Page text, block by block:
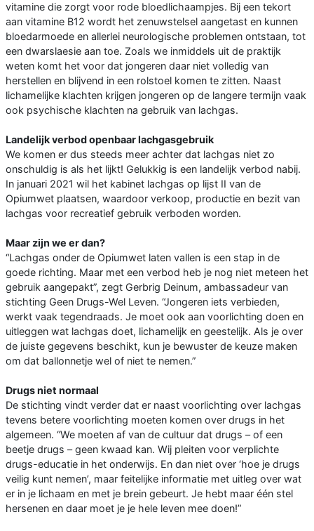
vitamine die zorgt voor rode bloedlichaampjes. Bij een tekort
aan vitamine B12 wordt het zenuwstelsel aangetast en kunnen
bloedarmoede en allerlei neurologische problemen ontstaan, tot
een dwarslaesie aan toe. Zoals we inmiddels uit de praktijk
weten komt het voor dat jongeren daar niet volledig van
herstellen en blijvend in een rolstoel komen te zitten. Naast
lichamelijke klachten krijgen jongeren op de langere termijn vaak
ook psychische klachten na gebruik van lachgas.
Landelijk verbod openbaar lachgasgebruik
We komen er dus steeds meer achter dat lachgas niet zo
onschuldig is als het lijkt! Gelukkig is een landelijk verbod nabij.
In januari 2021 wil het kabinet lachgas op lijst II van de
Opiumwet plaatsen, waardoor verkoop, productie en bezit van
lachgas voor recreatief gebruik verboden worden.
Maar zijn we er dan?
“Lachgas onder de Opiumwet laten vallen is een stap in de
goede richting. Maar met een verbod heb je nog niet meteen het
gebruik aangepakt”, zegt Gerbrig Deinum, ambassadeur van
stichting Geen Drugs-Wel Leven. “Jongeren iets verbieden,
werkt vaak tegendraads. Je moet ook aan voorlichting doen en
uitleggen wat lachgas doet, lichamelijk en geestelijk. Als je over
de juiste gegevens beschikt, kun je bewuster de keuze maken
om dat ballonnetje wel of niet te nemen.”
Drugs niet normaal
De stichting vindt verder dat er naast voorlichting over lachgas
tevens betere voorlichting moeten komen over drugs in het
algemeen. “We moeten af van de cultuur dat drugs – of een
beetje drugs – geen kwaad kan. Wij pleiten voor verplichte
drugs-educatie in het onderwijs. En dan niet over ‘hoe je drugs
veilig kunt nemen’, maar feitelijke informatie met uitleg over wat
er in je lichaam en met je brein gebeurt. Je hebt maar één stel
hersenen en daar moet je je hele leven mee doen!”